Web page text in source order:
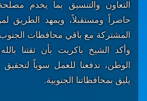
التعاون والتنسيق بما يخدم
حاضراً ومستقبلاً، ويمهد الطريق
المشتركة مع باقي محافظات
وأكد الشيخ باكريت بأن ثقتنا
الوطن، تدفعنا للعمل سوياً
يليق بمحافظاتنا الجنوبية.